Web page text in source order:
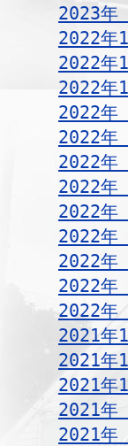
2023年
2022年
2022年
2022年
2022年
2022年
2022年
2022年
2022年
2022年
2022年
2022年
2022年
2021年
2021年
2021年
2021年
2021年